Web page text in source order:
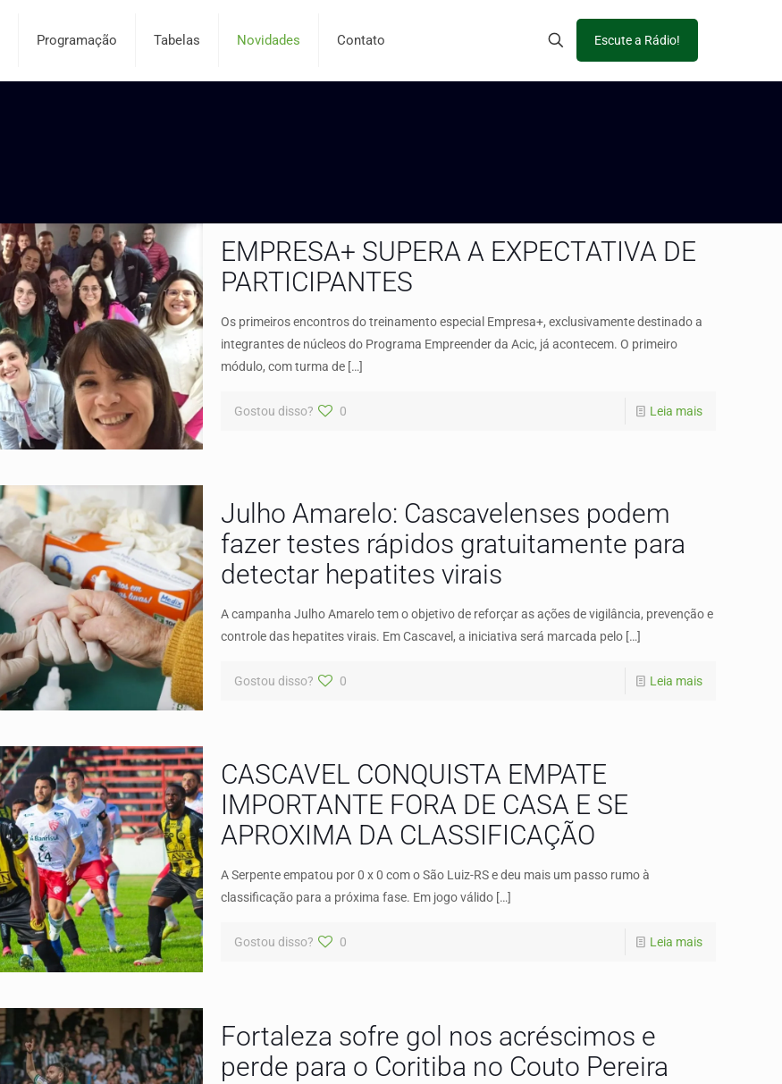
Programação Tabelas Novidades Contato Escute a Rádio!
EMPRESA+ SUPERA A EXPECTATIVA DE
PARTICIPANTES
Os primeiros encontros do treinamento especial Empresa+, exclusivamente destinado a
integrantes de núcleos do Programa Empreender da Acic, já acontecem. O primeiro
módulo, com turma de […]
Gostou disso? 0 Leia mais
Julho Amarelo: Cascavelenses podem
fazer testes rápidos gratuitamente para
detectar hepatites virais
A campanha Julho Amarelo tem o objetivo de reforçar as ações de vigilância, prevenção e
controle das hepatites virais. Em Cascavel, a iniciativa será marcada pelo […]
Gostou disso? 0 Leia mais
CASCAVEL CONQUISTA EMPATE
IMPORTANTE FORA DE CASA E SE
APROXIMA DA CLASSIFICAÇÃO
A Serpente empatou por 0 x 0 com o São Luiz-RS e deu mais um passo rumo à
classificação para a próxima fase. Em jogo válido […]
Gostou disso? 0 Leia mais
Fortaleza sofre gol nos acréscimos e
perde para o Coritiba no Couto Pereira